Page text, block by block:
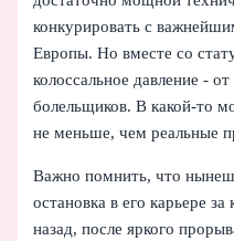
конкурировать с
Европы. Но вместе со
колоссальное давление -
болельщиков. В какой-то
не меньше, чем реальные
Важно помнить, что
остановка в его карьере
назад, после яркого